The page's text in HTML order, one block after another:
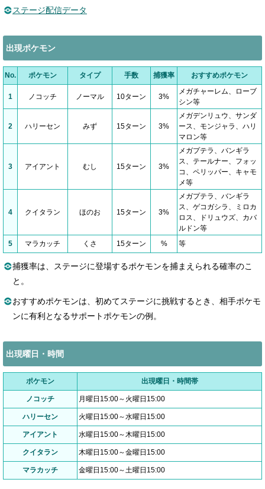
ステージ配信データ
出現ポケモン
No. ポケモン タイプ 手数 捕獲率 おすすめポケモン
1 ノコッチ ノーマル 10ターン 3%
メガチャーレム、ローブ
シン等
2 ハリーセン みず 15ターン 3%
メガデンリュウ、サンダ
ース、モンジャラ、ハリ
マロン等
3 アイアント むし 15ターン 3%
メガプテラ、バンギラ
ス、テールナー、フォッ
コ、ペリッパー、キャモ
メ等
4 クイタラン ほのお 15ターン 3%
メガプテラ、バンギラ
ス、ゲコガシラ、ミロカ
ロス、ドリュウズ、カバ
ルドン等
5
マラカッチ くさ 15ターン % 等
捕獲率は、ステージに登場するポケモンを捕まえられる確率のこ
と。
おすすめポケモンは、初めてステージに挑戦するとき、相手ポケモ
ンに有利となるサポートポケモンの例。
出現曜日・時間
ポケモン 出現曜日・時間帯
ノコッチ 月曜日15:00～火曜日15:00
ハリーセン 火曜日15:00～水曜日15:00
アイアント 水曜日15:00～木曜日15:00
クイタラン 木曜日15:00～金曜日15:00
マラカッチ 金曜日15:00～土曜日15:00